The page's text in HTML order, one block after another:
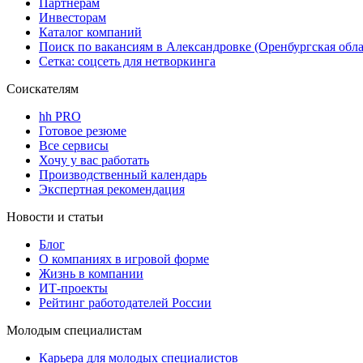
Инвесторам
Каталог компаний
Поиск по вакансиям в Александровке (Оренбургская
Сетка: соцсеть для нетворкинга
Соискателям
hh PRO
Готовое резюме
Все сервисы
Хочу у вас работать
Производственный календарь
Экспертная рекомендация
Новости и статьи
Блог
О компаниях в игровой форме
Жизнь в компании
ИТ-проекты
Рейтинг работодателей России
Молодым специалистам
Карьера для молодых специалистов